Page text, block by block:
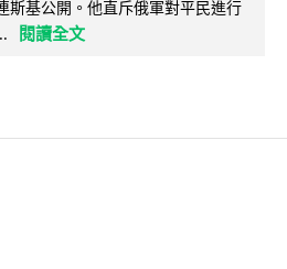
斯基公開。他直斥俄軍對平民進行
閱讀全文